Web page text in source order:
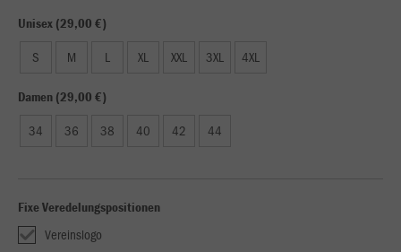
Unisex (29,00 €)
S M L XL XXL 3XL 4XL
Damen (29,00 €)
34 36 38 40 42 44
Fixe Veredelungspositionen
Vereinslogo